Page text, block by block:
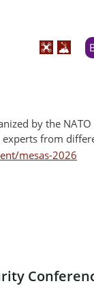
by the
from
mesas-2026